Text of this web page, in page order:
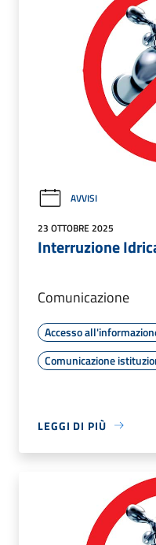
AVVISI
23 OTTOBRE 2025
Interruzione
Comunicazione
Accesso
Comunicazione
LEGGI DI PIÙ